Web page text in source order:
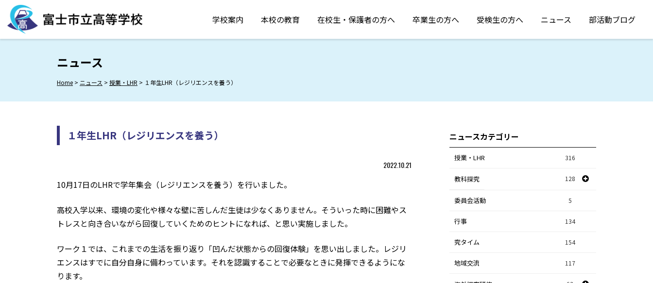
Skip
content
学校案内 本校の教育 在校生・保護者の方へ 卒業生の方へ 受検生の方へ ニュース 部活動ブログ
ニュース
Home > ニュース > 授業・LHR > １年生LHR（レジリエンスを養う）
１年生LHR（レジリエンスを養う）
2022.10.21
10月17日のLHRで学年集会（レジリエンスを養う）を行いました。
高校入学以来、環境の変化や様々な壁に苦しんだ生徒は少なくありません。そういった時に困難やス
トレスと向き合いながら回復していくためのヒントになれば、と思い実施しました。
ワーク１では、これまでの生活を振り返り「凹んだ状態からの回復体験」を思い出しました。レジリ
エンスはすでに自分自身に備わっています。それを認識することで必要なときに発揮できるようにな
ります。
ニュースカテゴリー
授業・LHR 316
教科探究 128
スポーツ探究 1
課題研究 84
自然探究 2
数学探究 2
委員会活動 5
行事 134
究タイム 154
地域交流 117